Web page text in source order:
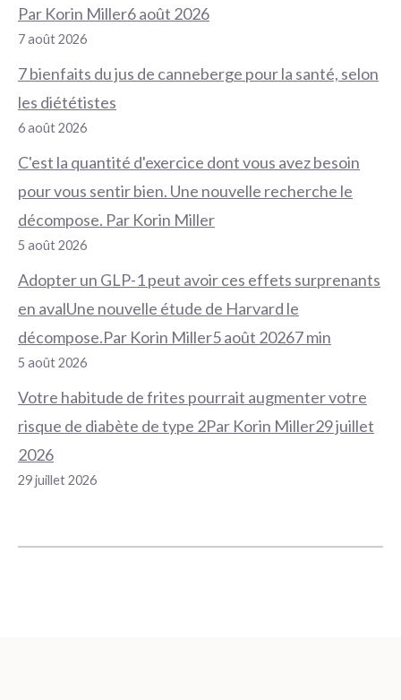
Par Korin Miller6 août 2026
7 août 2026
7 bienfaits du jus de canneberge pour la santé, selon
les diététistes
6 août 2026
C'est la quantité d'exercice dont vous avez besoin
pour vous sentir bien. Une nouvelle recherche le
décompose. Par Korin Miller
5 août 2026
Adopter un GLP-1 peut avoir ces effets surprenants
en avalUne nouvelle étude de Harvard le
décompose.Par Korin Miller5 août 20267 min
5 août 2026
Votre habitude de frites pourrait augmenter votre
risque de diabète de type 2Par Korin Miller29 juillet
2026
29 juillet 2026